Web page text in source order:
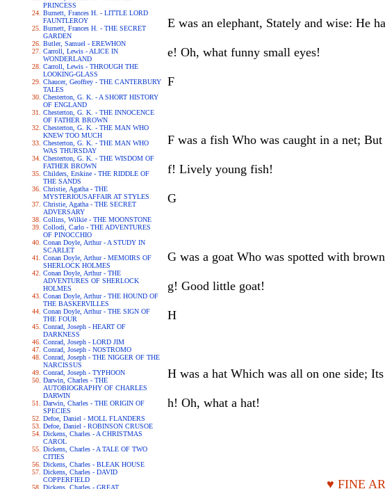
PRINCESS
Burnett, Frances H. - LITTLE LORD
FAUNTLEROY
Burnett, Frances H. - THE SECRET
GARDEN
Butler, Samuel - EREWHON
Carroll, Lewis - ALICE IN
WONDERLAND
Carroll, Lewis - THROUGH THE
LOOKING-GLASS
Chaucer, Geoffrey - THE CANTERBURY
TALES
Chesterton, G. K. - A SHORT HISTORY
OF ENGLAND
Chesterton, G. K. - THE INNOCENCE
OF FATHER BROWN
Chesterton, G. K. - THE MAN WHO
KNEW TOO MUCH
Chesterton, G. K. - THE MAN WHO
WAS THURSDAY
Chesterton, G. K. - THE WISDOM OF
FATHER BROWN
Childers, Erskine - THE RIDDLE OF
THE SANDS
Christie, Agatha - THE
MYSTERIOUSAFFAIR AT STYLES
Christie, Agatha - THE SECRET
ADVERSARY
Collins, Wilkie - THE MOONSTONE
Collodi, Carlo - THE ADVENTURES
OF PINOCCHIO
Conan Doyle, Arthur - A STUDY IN
SCARLET
Conan Doyle, Arthur - MEMOIRS OF
SHERLOCK HOLMES
Conan Doyle, Arthur - THE
ADVENTURES OF SHERLOCK
HOLMES
Conan Doyle, Arthur - THE HOUND OF
THE BASKERVILLES
Conan Doyle, Arthur - THE SIGN OF
THE FOUR
Conrad, Joseph - HEART OF
DARKNESS
Conrad, Joseph - LORD JIM
Conrad, Joseph - NOSTROMO
Conrad, Joseph - THE NIGGER OF THE
NARCISSUS
Conrad, Joseph - TYPHOON
Darwin, Charles - THE
AUTOBIOGRAPHY OF CHARLES
DARWIN
Darwin, Charles - THE ORIGIN OF
SPECIES
Defoe, Daniel - MOLL FLANDERS
Defoe, Daniel - ROBINSON CRUSOE
Dickens, Charles - A CHRISTMAS
CAROL
Dickens, Charles - A TALE OF TWO
CITIES
Dickens, Charles - BLEAK HOUSE
Dickens, Charles - DAVID
COPPERFIELD
Dickens, Charles - GREAT
E was an elephant, Stately and wise: He
e! Oh, what funny small eyes!
F
F was a fish Who was caught in a net;
f! Lively young fish!
G
G was a goat Who was spotted with
g! Good little goat!
H
H was a hat Which was all on one side;
h! Oh, what a hat!
♥ FINE